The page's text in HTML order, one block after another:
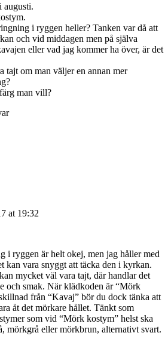
augusti.
i ryggen heller? Tanken var då att
och vid middagen men på själva
eller vad jag kommer ha över, är det
tajt om man väljer en annan mer
man vill?
at 19:32
i ryggen är helt okej, men jag håller med
kan vara snyggt att täcka den i kyrkan.
mycket väl vara tajt, där handlar det
och smak. När klädkoden är “Mörk
från “Kavaj” bör du dock tänka att
åt det mörkare hållet. Tänkt som
som vid “Mörk kostym” helst ska
mörkgrå eller mörkbrun, alternativt svart.